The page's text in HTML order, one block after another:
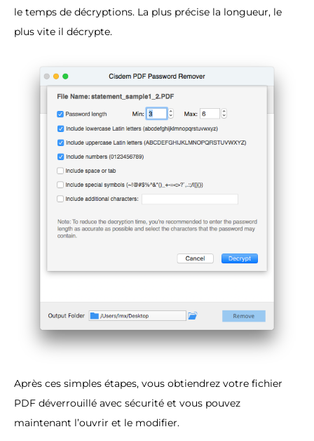
le temps de décryptions. La plus précise la longueur, le
plus vite il décrypte.
Après ces simples étapes, vous obtiendrez votre fichier
PDF déverrouillé avec sécurité et vous pouvez
maintenant l’ouvrir et le modifier.